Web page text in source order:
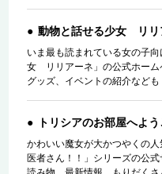
動物と話せる少女 リリ
いま最も読まれている女の子
女 リリアーネ」の公式ホーム
グッズ、イベントの紹介なども
トリシアのお部屋へよう
かわいい魔女が大かつやくの
医者さん！！」シリーズの公